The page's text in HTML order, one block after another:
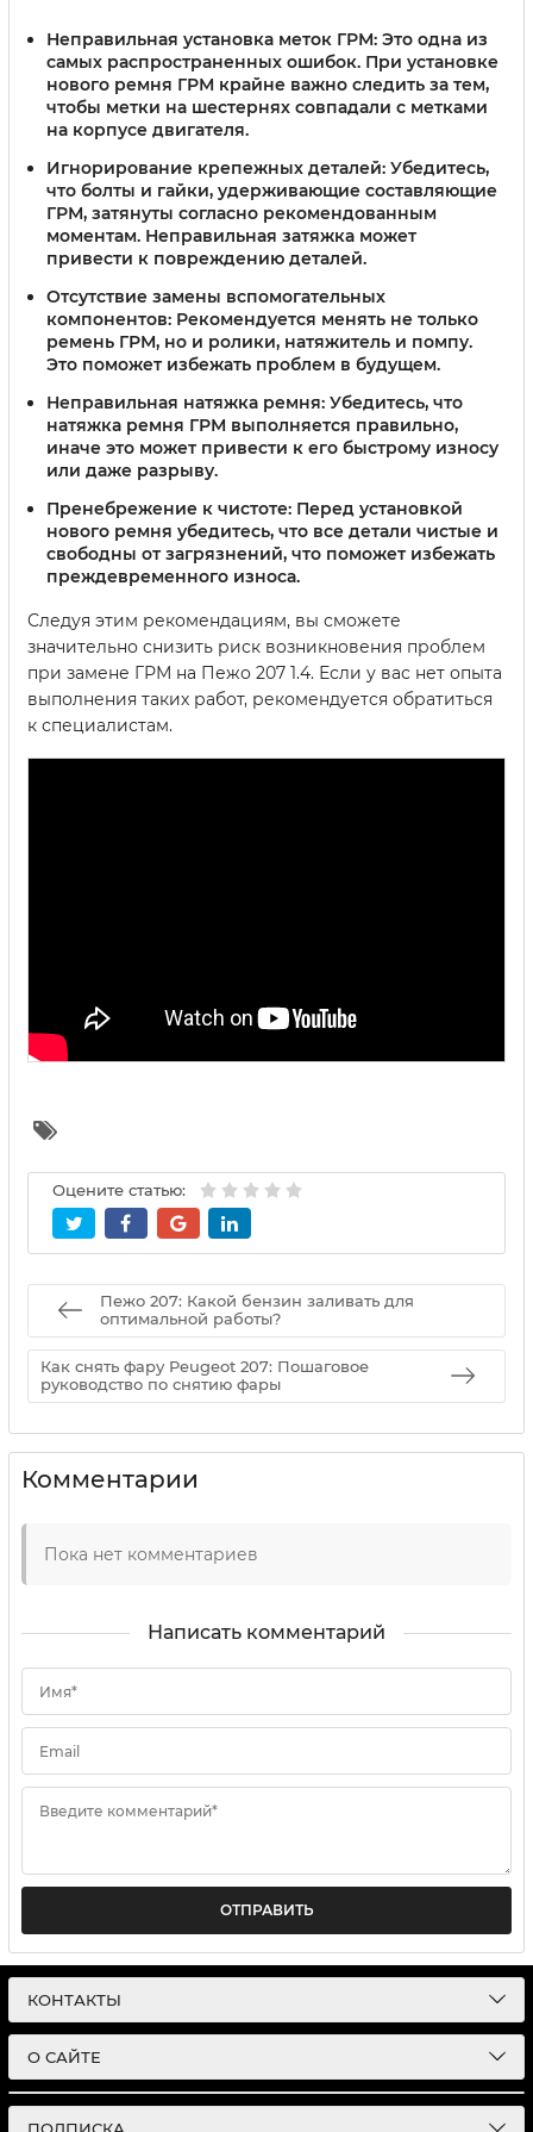
Неправильная установка меток ГРМ: Это одна из
самых распространенных ошибок. При установке
нового ремня ГРМ крайне важно следить за тем,
чтобы метки на шестернях совпадали с метками
на корпусе двигателя.
Игнорирование крепежных деталей: Убедитесь,
что болты и гайки, удерживающие составляющие
ГРМ, затянуты согласно рекомендованным
моментам. Неправильная затяжка может
привести к повреждению деталей.
Отсутствие замены вспомогательных
компонентов: Рекомендуется менять не только
ремень ГРМ, но и ролики, натяжитель и помпу.
Это поможет избежать проблем в будущем.
Неправильная натяжка ремня: Убедитесь, что
натяжка ремня ГРМ выполняется правильно,
иначе это может привести к его быстрому износу
или даже разрыву.
Пренебрежение к чистоте: Перед установкой
нового ремня убедитесь, что все детали чистые и
свободны от загрязнений, что поможет избежать
преждевременного износа.
Следуя этим рекомендациям, вы сможете
значительно снизить риск возникновения проблем
при замене ГРМ на Пежо 207 1.4. Если у вас нет опыта
выполнения таких работ, рекомендуется обратиться
к специалистам.
Оцените статью:
Пежо 207: Какой бензин заливать для
оптимальной работы?
Как снять фару Peugeot 207: Пошаговое
руководство по снятию фары
Комментарии
Пока нет комментариев
Написать комментарий
Имя*
Email
Введите комментарий*
ОТПРАВИТЬ
КОНТАКТЫ
О САЙТЕ